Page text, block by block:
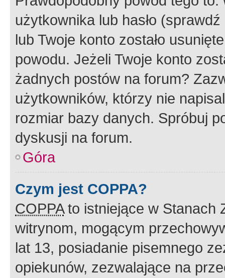
użytkownika lub hasło
lub Twoje konto zostało
powodu. Jeżeli Twoje konto
żadnych postów na forum?
użytkowników, którzy nie
rozmiar bazy danych. Spróbuj
dyskusji na forum.
Góra
Czym jest COPPA?
COPPAto istniejące w Stanach
witrynom, mogącym
lat 13, posiadanie pisemnego
opiekunów, zezwalające na